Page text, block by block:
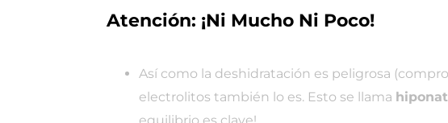
Atención: ¡Ni Mucho Ni Poco!
Así como la deshidratación es peligrosa
electrolitos también lo es. Esto se llama